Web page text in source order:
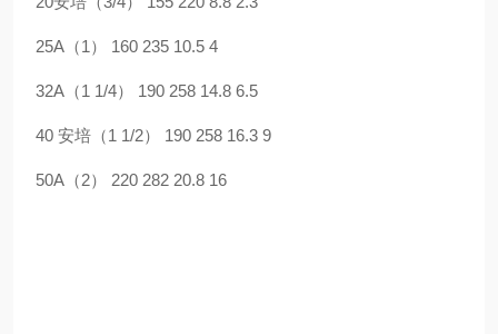
25A（1） 160 235 10.5 4
32A（1 1/4） 190 258 14.8 6.5
40 安培（1 1/2） 190 258 16.3 9
50A（2） 220 282 20.8 16